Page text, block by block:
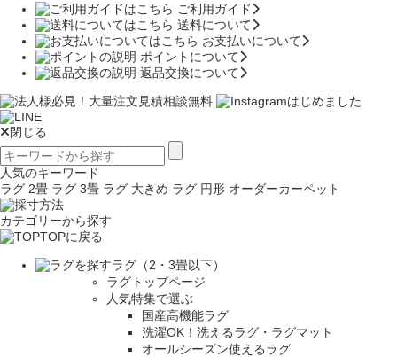
ご利用ガイド
送料について
お支払いについて
ポイントについて
返品交換について
閉じる
人気のキーワード
ラグ 2畳 ラグ 3畳 ラグ 大きめ ラグ 円形 オーダーカーペット
カテゴリーから探す
TOPに戻る
ラグ（2・3畳以下）
ラグトップページ
人気特集で選ぶ
国産高機能ラグ
洗濯OK！洗えるラグ・ラグマット
オールシーズン使えるラグ